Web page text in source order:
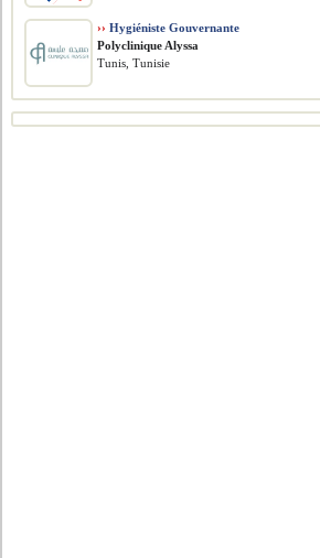
›› Hygiéniste Gouvernante
Polyclinique Alyssa
Tunis, Tunisie